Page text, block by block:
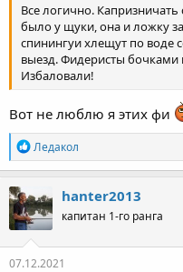
Все логично.
было у щуки, она и ложку
спинингуи хлещут по воде
выезд. Фидеристы
Избаловали!
Вот не люблю я этих фи
Р
е
а
ц
и
и
:
Ледакол
hanter2013
капитан 1-го ранга
07.12.2021